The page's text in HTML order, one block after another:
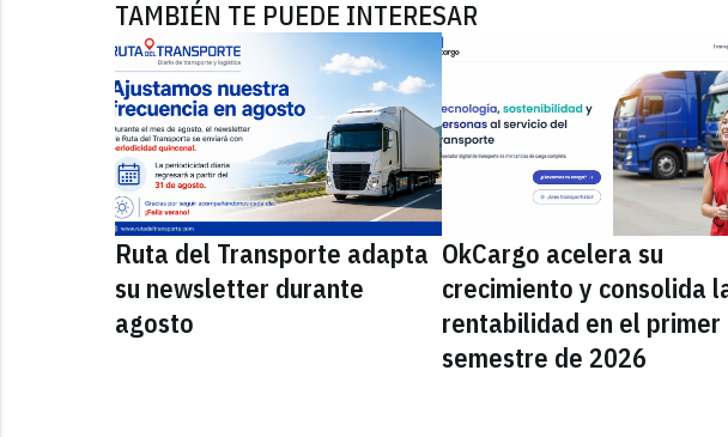
TAMBIÉN TE PUEDE INTERESAR
Ruta del Transporte adapta
su newsletter durante
agosto
OkCargo acelera su
crecimiento y consolida
rentabilidad en el primer
semestre de 2026